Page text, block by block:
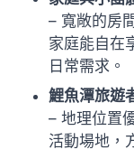
– 寬敞的房
家庭能自在
日常需求。
鯉魚潭旅遊
– 地理位置
活動場地，